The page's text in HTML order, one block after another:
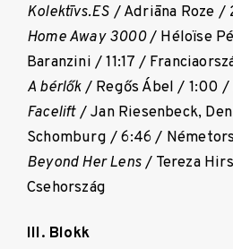
Kolektīvs.ES / Adriāna Roze /
Home Away 3000/ Héloïse
Baranzini / 11:17 /
A bérlők/ Regős Ábel / 1:00 /
Facelift/ Jan Riesenbeck,
Schomburg / 6:46 /
Beyond Her Lens/ Tereza
Csehország
III. Blokk